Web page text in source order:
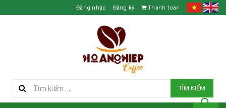
Đăng nhập Đăng ký Thanh toán
TÌM KIẾM